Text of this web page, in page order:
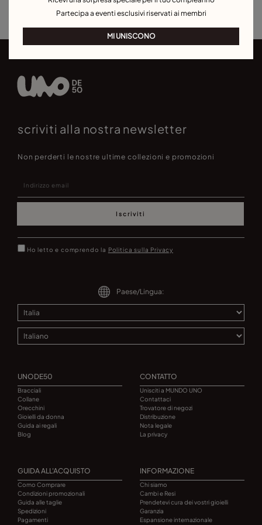
scriviti alla nostra newsletter
Non perderti le nostre ultime collezioni e promozioni
Iscriviti
Ho letto e comprendo la Politica sulla Privacy
Paese/Lingua:
UNODE50
Bracciali
Collane
Orecchini
Gioielli da donna
Guida ai regali
Blog
CONTATTO
Unisciti a MUNDO UNO
Contattaci
Trovatore di negozi
Distribuzione
Nota legale
La privacy
GUIDA ALL'ACQUISTO
Como Comprare
Condizioni promozionali
Guida alle taglie
Spedizioni
Pagamenti
INFORMAZIONE
Chi siamo
Cambi e Resi
Prendetevi cura dei vostri gioielli
Garanzia
Espansione internazionale
Partecipa a eventi esclusivi riservati ai membri
MI UNISCONO